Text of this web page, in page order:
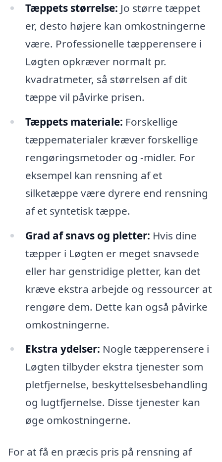
Tæppets størrelse: Jo større tæppet
er, desto højere kan omkostningerne
være. Professionelle tæpperensere i
Løgten opkræver normalt pr.
kvadratmeter, så størrelsen af dit
tæppe vil påvirke prisen.
Tæppets materiale: Forskellige
tæppematerialer kræver forskellige
rengøringsmetoder og -midler. For
eksempel kan rensning af et
silketæppe være dyrere end rensning
af et syntetisk tæppe.
Grad af snavs og pletter: Hvis dine
tæpper i Løgten er meget snavsede
eller har genstridige pletter, kan det
kræve ekstra arbejde og ressourcer at
rengøre dem. Dette kan også påvirke
omkostningerne.
Ekstra ydelser: Nogle tæpperensere i
Løgten tilbyder ekstra tjenester som
pletfjernelse, beskyttelsesbehandling
og lugtfjernelse. Disse tjenester kan
øge omkostningerne.
For at få en præcis pris på rensning af